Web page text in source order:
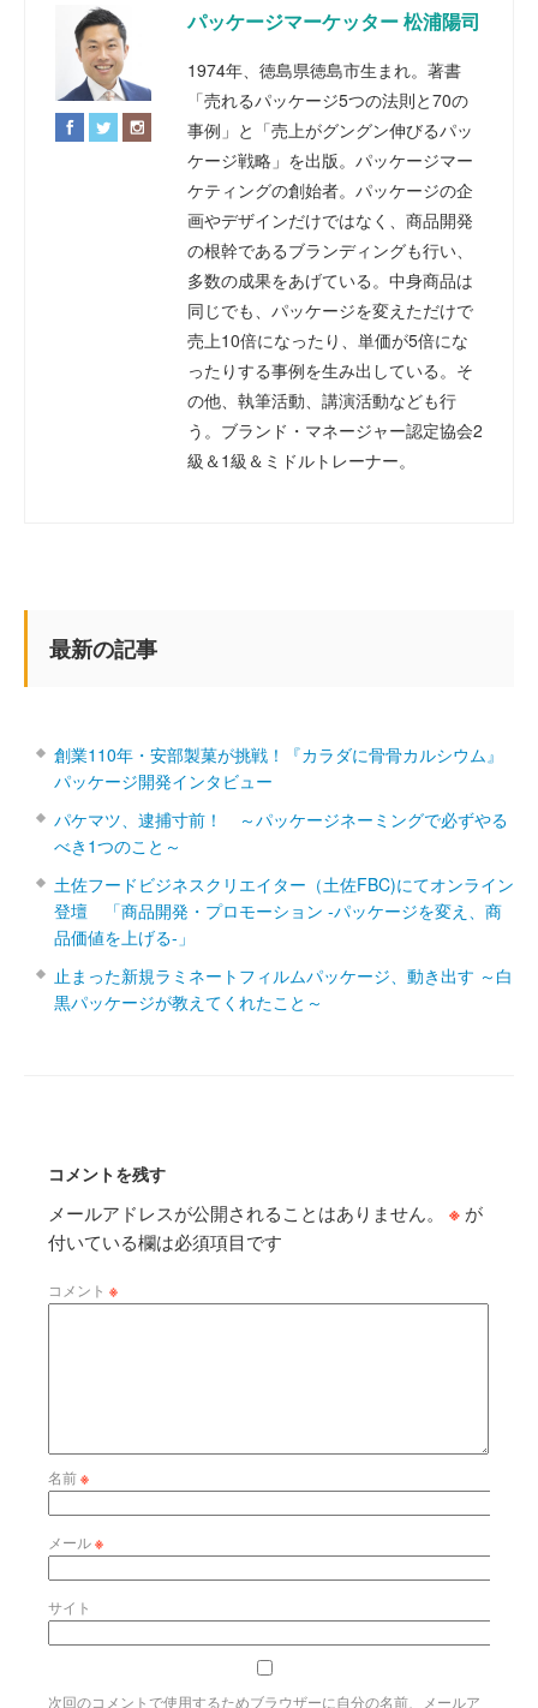
パッケージマーケッター 松浦陽司
1974年、徳島県徳島市生まれ。著書
「売れるパッケージ5つの法則と70の
事例」と「売上がグングン伸びるパッ
ケージ戦略」を出版。パッケージマー
ケティングの創始者。パッケージの企
画やデザインだけではなく、商品開発
の根幹であるブランディングも行い、
多数の成果をあげている。中身商品は
同じでも、パッケージを変えただけで
売上10倍になったり、単価が5倍にな
ったりする事例を生み出している。そ
の他、執筆活動、講演活動なども行
う。ブランド・マネージャー認定協会2
級＆1級＆ミドルトレーナー。
最新の記事
創業110年・安部製菓が挑戦！『カラダに骨骨カルシウム』
パッケージ開発インタビュー
パケマツ、逮捕寸前！ ～パッケージネーミングで必ずやる
べき1つのこと～
土佐フードビジネスクリエイター（土佐FBC)にてオンライン
登壇 「商品開発・プロモーション ‐パッケージを変え、商
品価値を上げる‐」
止まった新規ラミネートフィルムパッケージ、動き出す ～白
黒パッケージが教えてくれたこと～
コメントを残す
メールアドレスが公開されることはありません。 ※ が
付いている欄は必須項目です
コメント ※
名前※
メール※
サイト
次回のコメントで使用するためブラウザーに自分の名前、メールア